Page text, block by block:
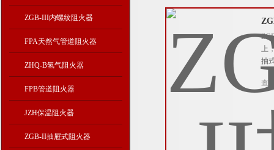
ZGB-III内螺纹阻火器
FPA天然气管道阻火器
ZHQ-B氢气阻火器
FPB管道阻火器
JZH保温阻火器
ZGB-II抽屉式阻火器
上
抽
查